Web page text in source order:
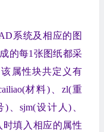
系统及相应的图
的每1张图纸都采
属性块共定义有
材料)、zl(重
、sjm(设计人)、
时填入相应的属性